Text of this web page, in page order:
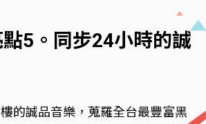
5。同步24小時的誠
的誠品音樂，蒐羅全台最豐富黑